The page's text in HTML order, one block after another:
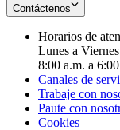
Contáctenos
Horarios de
Lunes a Viernes
8:00 a.m. a
Canales de
Trabaje con
Paute con
Cookies